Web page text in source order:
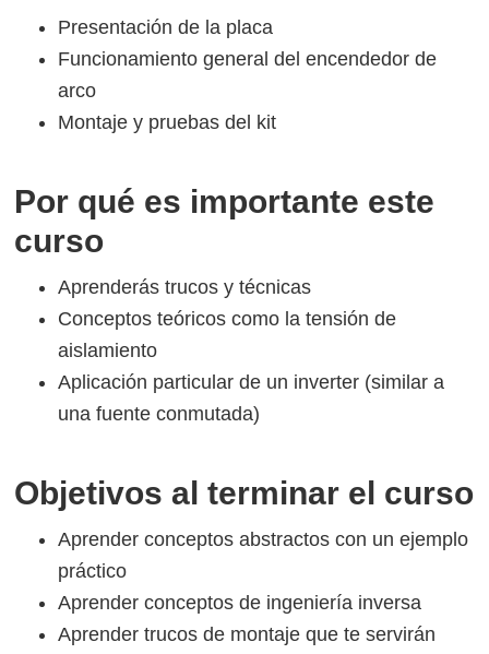
Presentación de la placa
Funcionamiento general del encendedor de
arco
Montaje y pruebas del kit
Por qué es importante este
curso
Aprenderás trucos y técnicas
Conceptos teóricos como la tensión de
aislamiento
Aplicación particular de un inverter (similar a
una fuente conmutada)
Objetivos al terminar el curso
Aprender conceptos abstractos con un ejemplo
práctico
Aprender conceptos de ingeniería inversa
Aprender trucos de montaje que te servirán